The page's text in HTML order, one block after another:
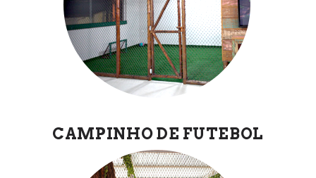
CAMPINHO DE FUTEBOL